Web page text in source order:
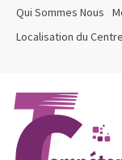
Qui Sommes Nous
Localisation du Centre